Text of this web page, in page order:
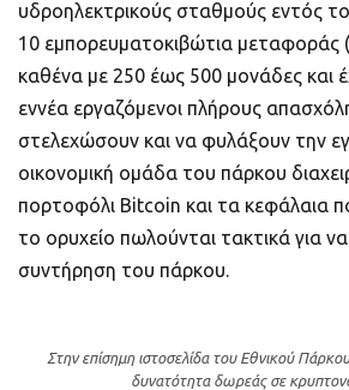
υδροηλεκτρικούς σταθμούς εντός
10 εμπορευματοκιβώτια μεταφοράς
καθένα με 250 έως 500 μονάδες και
εννέα εργαζόμενοι πλήρους
στελεχώσουν και να φυλάξουν την
οικονομική ομάδα του πάρκου
πορτοφόλι Bitcoin και τα κεφάλαια
το ορυχείο πωλούνται τακτικά για
συντήρηση του πάρκου.
Στην επίσημη ιστοσελίδα του Εθνικού
δυνατότητα δωρεάς σε